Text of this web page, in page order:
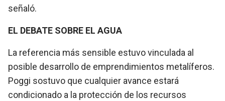
señaló.
EL DEBATE SOBRE EL AGUA
La referencia más sensible estuvo vinculada al
posible desarrollo de emprendimientos metalíferos.
Poggi sostuvo que cualquier avance estará
condicionado a la protección de los recursos